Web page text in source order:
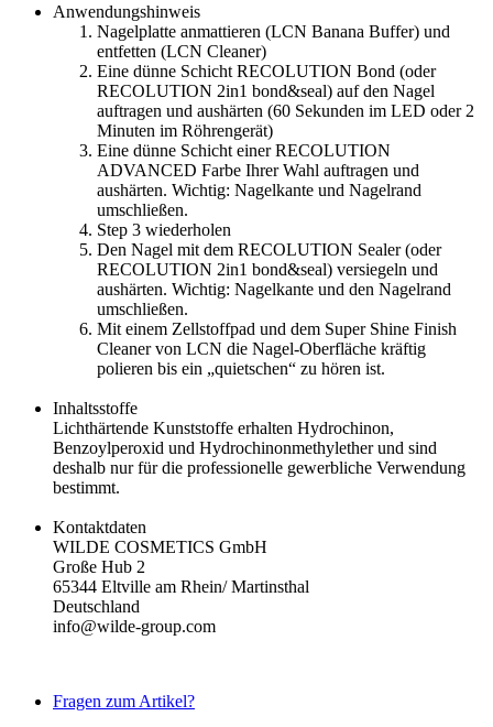
Anwendungshinweis
Nagelplatte anmattieren (LCN Banana Buffer) und
entfetten (LCN Cleaner)
Eine dünne Schicht RECOLUTION Bond (oder
RECOLUTION 2in1 bond&seal) auf den Nagel
auftragen und aushärten (60 Sekunden im LED oder 2
Minuten im Röhrengerät)
Eine dünne Schicht einer RECOLUTION
ADVANCED Farbe Ihrer Wahl auftragen und
aushärten. Wichtig: Nagelkante und Nagelrand
umschließen.
Step 3 wiederholen
Den Nagel mit dem RECOLUTION Sealer (oder
RECOLUTION 2in1 bond&seal) versiegeln und
aushärten. Wichtig: Nagelkante und den Nagelrand
umschließen.
Mit einem Zellstoffpad und dem Super Shine Finish
Cleaner von LCN die Nagel-Oberfläche kräftig
polieren bis ein „quietschen“ zu hören ist.
Inhaltsstoffe
Lichthärtende Kunststoffe erhalten Hydrochinon,
Benzoylperoxid und Hydrochinonmethylether und sind
deshalb nur für die professionelle gewerbliche Verwendung
bestimmt.
Kontaktdaten
WILDE COSMETICS GmbH
Große Hub 2
65344 Eltville am Rhein/ Martinsthal
Deutschland
info@wilde-group.com
Fragen zum Artikel?